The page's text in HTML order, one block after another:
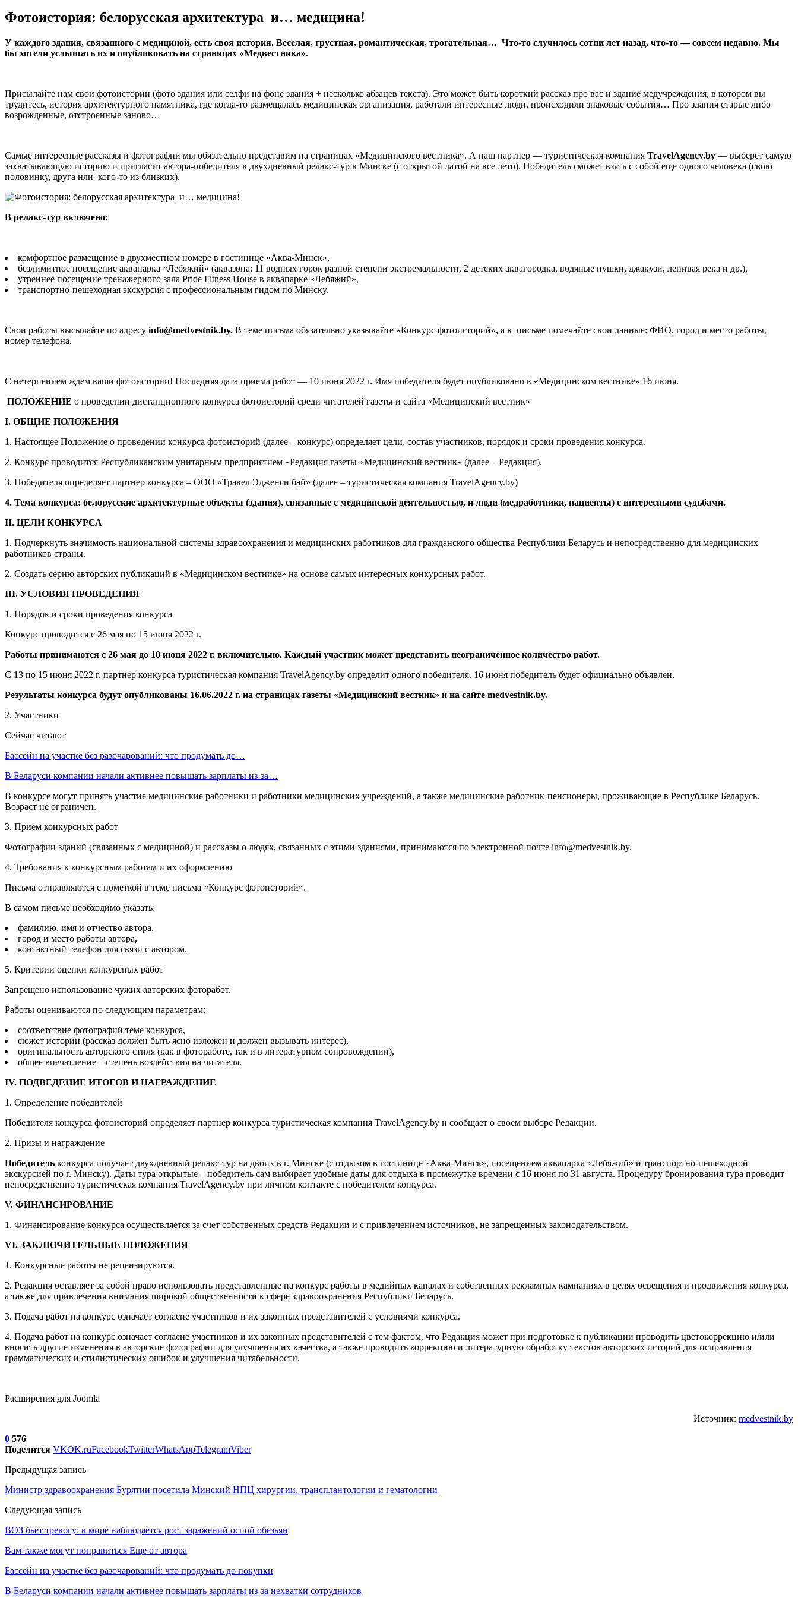
Фотоистория: белорусская архитектура и… медицина!
У каждого здания, связанного с медициной, есть своя история. Веселая, грустная, романтическая, трогательная… Что-то случилось сотни лет назад, что-то — совсем недавно. Мы
бы хотели услышать их и опубликовать на страницах «Медвестника».
Присылайте нам свои фотоистории (фото здания или селфи на фоне здания + несколько абзацев текста). Это может быть короткий рассказ про вас и здание медучреждения, в котором вы
трудитесь, история архитектурного памятника, где когда-то размещалась медицинская организация, работали интересные люди, происходили знаковые события… Про здания старые либо
возрожденные, отстроенные заново…
Самые интересные рассказы и фотографии мы обязательно представим на страницах «Медицинского вестника». А наш партнер — туристическая компания TravelAgency.by — выберет самую
захватывающую историю и пригласит автора-победителя в двухдневный релакс-тур в Минске (с открытой датой на все лето). Победитель сможет взять с собой еще одного человека (свою
половинку, друга или кого-то из близких).
В релакс-тур включено:
комфортное размещение в двухместном номере в гостинице «Аква-Минск»,
безлимитное посещение аквапарка «Лебяжий» (аквазона: 11 водных горок разной степени экстремальности, 2 детских аквагородка, водяные пушки, джакузи, ленивая река и др.),
утреннее посещение тренажерного зала Pride Fitness House в аквапарке «Лебяжий»,
транспортно-пешеходная экскурсия с профессиональным гидом по Минску.
Свои работы высылайте по адресу info@medvestnik.by. В теме письма обязательно указывайте «Конкурс фотоисторий», а в письме помечайте свои данные: ФИО, город и место работы,
номер телефона.
С нетерпением ждем ваши фотоистории! Последняя дата приема работ — 10 июня 2022 г. Имя победителя будет опубликовано в «Медицинском вестнике» 16 июня.
ПОЛОЖЕНИЕ о проведении дистанционного конкурса фотоисторий среди читателей газеты и сайта «Медицинский вестник»
I. ОБЩИЕ ПОЛОЖЕНИЯ
1. Настоящее Положение о проведении конкурса фотоисторий (далее – конкурс) определяет цели, состав участников, порядок и сроки проведения конкурса.
2. Конкурс проводится Республиканским унитарным предприятием «Редакция газеты «Медицинский вестник» (далее – Редакция).
3. Победителя определяет партнер конкурса – ООО «Травел Эдженси бай» (далее – туристическая компания TravelAgency.by)
4. Тема конкурса: белорусские архитектурные объекты (здания), связанные с медицинской деятельностью, и люди (медработники, пациенты) с интересными судьбами.
II. ЦЕЛИ КОНКУРСА
1. Подчеркнуть значимость национальной системы здравоохранения и медицинских работников для гражданского общества Республики Беларусь и непосредственно для медицинских
работников страны.
2. Создать серию авторских публикаций в «Медицинском вестнике» на основе самых интересных конкурсных работ.
III. УСЛОВИЯ ПРОВЕДЕНИЯ
1. Порядок и сроки проведения конкурса
Конкурс проводится с 26 мая по 15 июня 2022 г.
Работы принимаются с 26 мая до 10 июня 2022 г. включительно. Каждый участник может представить неограниченное количество работ.
С 13 по 15 июня 2022 г. партнер конкурса туристическая компания TravelAgency.by определит одного победителя. 16 июня победитель будет официально объявлен.
Результаты конкурса будут опубликованы 16.06.2022 г. на страницах газеты «Медицинский вестник» и на сайте medvestnik.by.
2. Участники
Сейчас читают
Бассейн на участке без разочарований: что продумать до…
В Беларуси компании начали активнее повышать зарплаты из-за…
В конкурсе могут принять участие медицинские работники и работники медицинских учреждений, а также медицинские работник-пенсионеры, проживающие в Республике Беларусь.
Возраст не ограничен.
3. Прием конкурсных работ
Фотографии зданий (связанных с медициной) и рассказы о людях, связанных с этими зданиями, принимаются по электронной почте info@medvestnik.by.
4. Требования к конкурсным работам и их оформлению
Письма отправляются с пометкой в теме письма «Конкурс фотоисторий».
В самом письме необходимо указать:
фамилию, имя и отчество автора,
город и место работы автора,
контактный телефон для связи с автором.
5. Критерии оценки конкурсных работ
Запрещено использование чужих авторских фоторабот.
Работы оцениваются по следующим параметрам:
соответствие фотографий теме конкурса,
сюжет истории (рассказ должен быть ясно изложен и должен вызывать интерес),
оригинальность авторского стиля (как в фотоработе, так и в литературном сопровождении),
общее впечатление – степень воздействия на читателя.
IV. ПОДВЕДЕНИЕ ИТОГОВ И НАГРАЖДЕНИЕ
1. Определение победителей
Победителя конкурса фотоисторий определяет партнер конкурса туристическая компания TravelAgency.by и сообщает о своем выборе Редакции.
2. Призы и награждение
Победитель конкурса получает двухдневный релакс-тур на двоих в г. Минске (с отдыхом в гостинице «Аква-Минск», посещением аквапарка «Лебяжий» и транспортно-пешеходной
экскурсией по г. Минску). Даты тура открытые – победитель сам выбирает удобные даты для отдыха в промежутке времени с 16 июня по 31 августа. Процедуру бронирования тура проводит
непосредственно туристическая компания TravelAgency.by при личном контакте с победителем конкурса.
V. ФИНАНСИРОВАНИЕ
1. Финансирование конкурса осуществляется за счет собственных средств Редакции и с привлечением источников, не запрещенных законодательством.
VI. ЗАКЛЮЧИТЕЛЬНЫЕ ПОЛОЖЕНИЯ
1. Конкурсные работы не рецензируются.
2. Редакция оставляет за собой право использовать представленные на конкурс работы в медийных каналах и собственных рекламных кампаниях в целях освещения и продвижения конкурса,
а также для привлечения внимания широкой общественности к сфере здравоохранения Республики Беларусь.
3. Подача работ на конкурс означает согласие участников и их законных представителей с условиями конкурса.
4. Подача работ на конкурс означает согласие участников и их законных представителей с тем фактом, что Редакция может при подготовке к публикации проводить цветокоррекцию и/или
вносить другие изменения в авторские фотографии для улучшения их качества, а также проводить коррекцию и литературную обработку текстов авторских историй для исправления
грамматических и стилистических ошибок и улучшения читабельности.
Расширения для Joomla
Источник: medvestnik.by
0 576
Поделится VKOK.ruFacebookTwitterWhatsAppTelegramViber
Предыдущая запись
Министр здравоохранения Бурятии посетила Минский НПЦ хирургии, трансплантологии и гематологии
Следующая запись
ВОЗ бьет тревогу: в мире наблюдается рост заражений оспой обезьян
Вам также могут понравиться Еще от автора
Бассейн на участке без разочарований: что продумать до покупки
В Беларуси компании начали активнее повышать зарплаты из-за нехватки сотрудников